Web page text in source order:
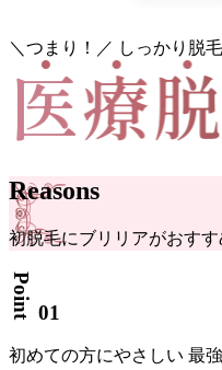
＼つまり！／ しっかり脱
Reasons
初脱毛にブリリアがおすす
Point 01
初めての方にやさしい 最